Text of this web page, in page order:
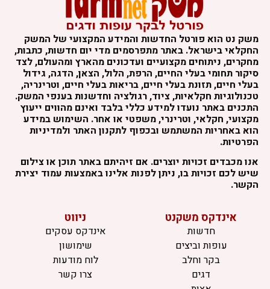
משק נט הוא פורטל החדשות והמידע המקצועי של המשק
החקלאי בישראל. באתר מתפרסמים מדי יום חדשות, כתבות,
מחקרים, ניתוחים מקצועיים ועדכונים מהארץ ומהעולם, לצד
סיקור תחומי בעלי החיים, הרפת, הלול, הצאן, הדגה, גידול
בעלי חיים, תזונת בעלי חיים, בריאות בעלי חיים, וטרינריה,
טכנולוגיות חקלאיות, ציוד, רגולציה וחדשנות בענפי המשק.
התכנים באתר נועדו למידע כללי בלבד ואינם מהווים ייעוץ
מקצועי, חקלאי, וטרינרי, משפטי או אחר. השימוש במידע
הוא באחריות המשתמש ובכפוף לתקנון האתר ולמדיניות
הפרטיות.
אנו מכבדים זכויות יוצרים. אם זיהיתם באתר תוכן או צילום
שיש לכם זכויות בו, ניתן לפנות אלינו באמצעות עמוד יצירת
הקשר.
אינדקס משקנט
חדשות
עופות וביצים
בקר וחלב
דגים
ניווט
אינדקס עסקים
שימושון
לוח מודעות
צרו קשר